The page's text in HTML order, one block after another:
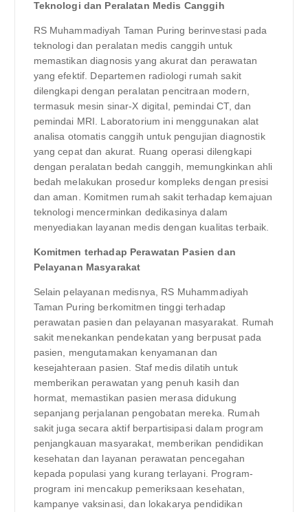
Teknologi dan Peralatan Medis Canggih
RS Muhammadiyah Taman Puring berinvestasi pada
teknologi dan peralatan medis canggih untuk
memastikan diagnosis yang akurat dan perawatan
yang efektif. Departemen radiologi rumah sakit
dilengkapi dengan peralatan pencitraan modern,
termasuk mesin sinar-X digital, pemindai CT, dan
pemindai MRI. Laboratorium ini menggunakan alat
analisa otomatis canggih untuk pengujian diagnostik
yang cepat dan akurat. Ruang operasi dilengkapi
dengan peralatan bedah canggih, memungkinkan ahli
bedah melakukan prosedur kompleks dengan presisi
dan aman. Komitmen rumah sakit terhadap kemajuan
teknologi mencerminkan dedikasinya dalam
menyediakan layanan medis dengan kualitas terbaik.
Komitmen terhadap Perawatan Pasien dan
Pelayanan Masyarakat
Selain pelayanan medisnya, RS Muhammadiyah
Taman Puring berkomitmen tinggi terhadap
perawatan pasien dan pelayanan masyarakat. Rumah
sakit menekankan pendekatan yang berpusat pada
pasien, mengutamakan kenyamanan dan
kesejahteraan pasien. Staf medis dilatih untuk
memberikan perawatan yang penuh kasih dan
hormat, memastikan pasien merasa didukung
sepanjang perjalanan pengobatan mereka. Rumah
sakit juga secara aktif berpartisipasi dalam program
penjangkauan masyarakat, memberikan pendidikan
kesehatan dan layanan perawatan pencegahan
kepada populasi yang kurang terlayani. Program-
program ini mencakup pemeriksaan kesehatan,
kampanye vaksinasi, dan lokakarya pendidikan